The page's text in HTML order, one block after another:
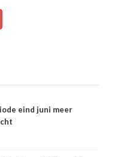
eind juni meer